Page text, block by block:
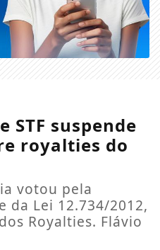
STF suspende
royalties do
votou pela
da Lei 12.734/2012,
Royalties. Flávio